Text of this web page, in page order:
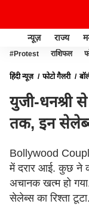
न्यूज़ राज्य
#Protest राशिफल
हिंदी न्यूज़ फोटो गैलरी
युजी-धनश्री
तक, इन
Bollywood
में दरार आई. कुछ ने
अचानक खत्म हो
सेलेब्स का रिश्ता टूटा.